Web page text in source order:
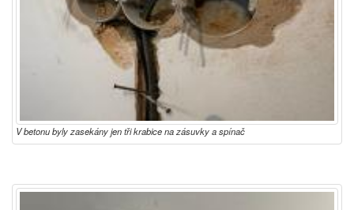
V betonu byly zasekány jen tři krabice na zásuvky a spínač